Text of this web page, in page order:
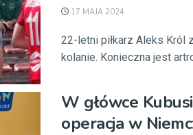
17 MAJA 2024
22-letni piłkarz Aleks Król
kolanie. Konieczna jest
W główce
operacja w